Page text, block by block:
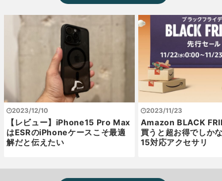
2023/12/10
【レビュー】iPhone15 Pro Max
はESRのiPhoneケースこそ最適
解だと伝えたい
2023/11/23
Amazon BLACK
買うと超お得でしか
15対応アクセサリ